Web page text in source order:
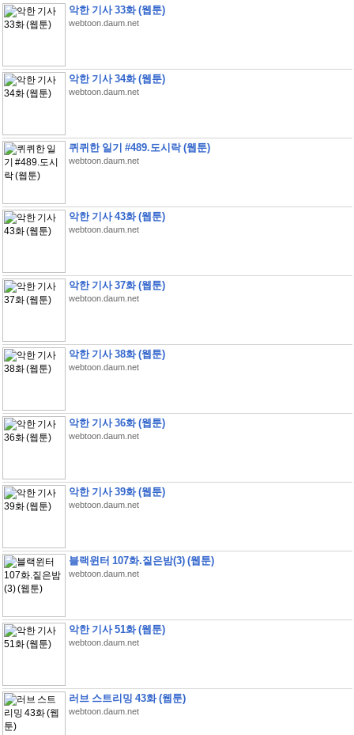
악한 기사 33화 (웹툰)
webtoon.daum.net
악한 기사 34화 (웹툰)
webtoon.daum.net
퀴퀴한 일기 #489.도시락 (웹툰)
webtoon.daum.net
악한 기사 43화 (웹툰)
webtoon.daum.net
악한 기사 37화 (웹툰)
webtoon.daum.net
악한 기사 38화 (웹툰)
webtoon.daum.net
악한 기사 36화 (웹툰)
webtoon.daum.net
악한 기사 39화 (웹툰)
webtoon.daum.net
블랙윈터 107화.짙은밤(3) (웹툰)
webtoon.daum.net
악한 기사 51화 (웹툰)
webtoon.daum.net
러브 스트리밍 43화 (웹툰)
webtoon.daum.net